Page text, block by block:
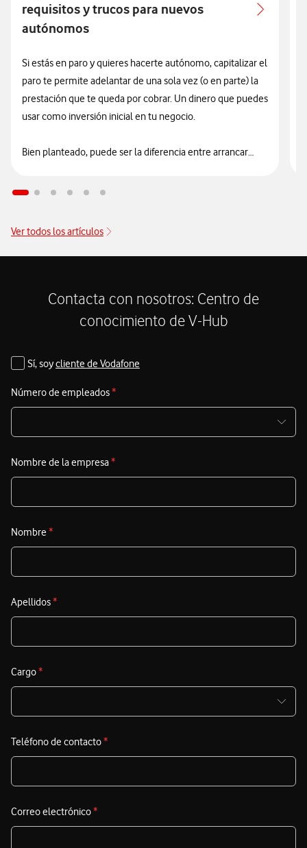
requisitos y trucos para nuevos
autónomos
Si estás en paro y quieres hacerte autónomo, capitalizar el
paro te permite adelantar de una sola vez (o en parte) la
prestación que te queda por cobrar. Un dinero que puedes
usar como inversión inicial en tu negocio.
Bien planteado, puede ser la diferencia entre arrancar
Ver todos los artículos
Contacta con nosotros: Centro de
conocimiento de V-Hub
Sí, soycliente de Vodafone
Número de empleados*
Nombre de la empresa*
Nombre *
Apellidos*
Cargo*
Teléfono de contacto*
Correo electrónico*